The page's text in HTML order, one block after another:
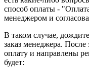
способ оплаты -
менеджером и
В таком случае,
заказ менеджера. После
оплату и направлены
будет: